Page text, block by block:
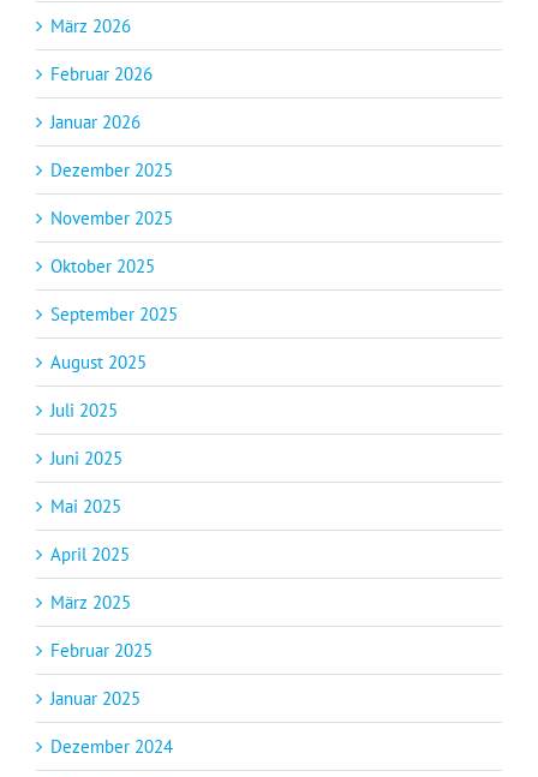
März 2026
Februar 2026
Januar 2026
Dezember 2025
November 2025
Oktober 2025
September 2025
August 2025
Juli 2025
Juni 2025
Mai 2025
April 2025
März 2025
Februar 2025
Januar 2025
Dezember 2024